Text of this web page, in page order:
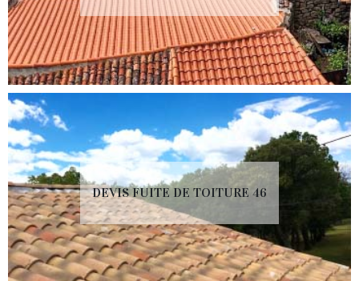
DEVIS FUITE DE TOITURE 46